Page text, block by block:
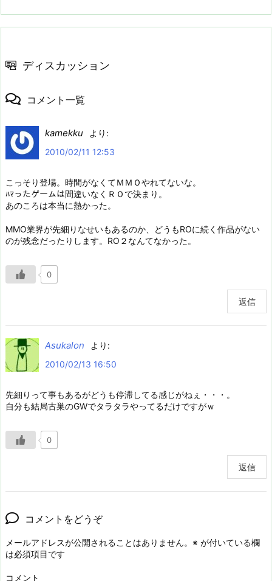
ディスカッション
コメント一覧
kamekku
より:
2010/02/11 12:53
こっそり登場。時間がなくてＭＭＯやれてないな。
ﾊﾏったゲームは間違いなくＲＯで決まり。
あのころは本当に熱かった。
MMO業界が先細りなせいもあるのか、どうもROに続く作品がない
のが残念だったりします。RO２なんてなかった。
0
返信
Asukalon
より:
2010/02/13 16:50
先細りって事もあるがどうも停滞してる感じがねぇ・・・。
自分も結局古巣のGWでタラタラやってるだけですがｗ
0
返信
コメントをどうぞ
メールアドレスが公開されることはありません。 ※ が付いている欄
は必須項目です
コメント